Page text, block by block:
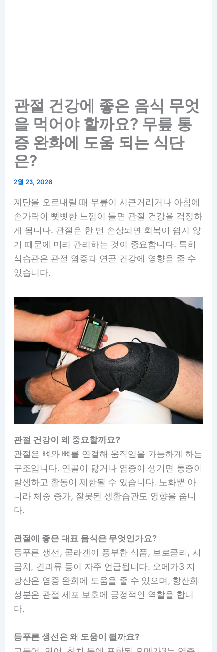
관절 건강에 좋은 음식 무엇
을 먹어야 할까요? 무릎 통
증 완화에 도움 되는 식단
은?
2월 23, 2026
계단을 오르내릴 때 무릎이 시큰거리거나 아침에
손가락이 뻣뻣한 느낌이 들면 관절 건강을 걱정하
게 됩니다. 관절은 한 번 손상되면 회복이 쉽지 않
기 때문에 미리 관리하는 것이 중요합니다. 특히
식습관은 관절 염증과 연골 건강에 영향을 줄 수
있습니다.
관절 건강이 왜 중요할까요?
관절은 뼈와 뼈를 연결해 움직임을 가능하게 하는
구조입니다. 연골이 닳거나 염증이 생기면 통증이
발생하고 활동이 제한될 수 있습니다. 노화뿐 아
니라 체중 증가, 잘못된 생활습관도 영향을 줍니
다.
관절에 좋은 대표 음식은 무엇인가요?
등푸른 생선, 콜라겐이 풍부한 식품, 브로콜리, 시
금치, 견과류 등이 자주 언급됩니다. 오메가3 지
방산은 염증 완화에 도움을 줄 수 있으며, 항산화
성분은 관절 세포 보호에 긍정적인 역할을 합니
다.
등푸른 생선은 왜 도움이 될까요?